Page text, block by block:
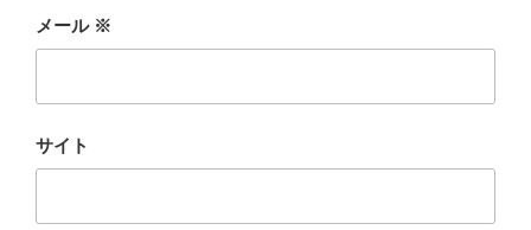
メール ※
サイト